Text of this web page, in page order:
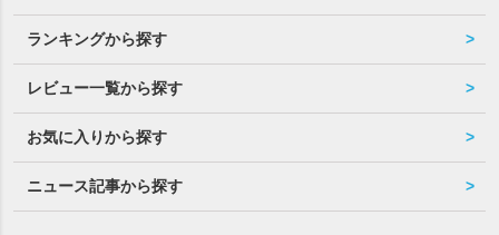
ランキングから探す
レビュー一覧から探す
お気に入りから探す
ニュース記事から探す